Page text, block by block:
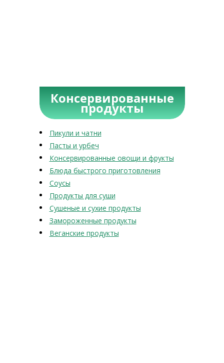
Консервированные
продукты
Пикули и чатни
Пасты и урбеч
Консервированные овощи и фрукты
Блюда быстрого приготовления
Соусы
Продукты для суши
Сушеные и сухие продукты
Замороженные продукты
Веганские продукты